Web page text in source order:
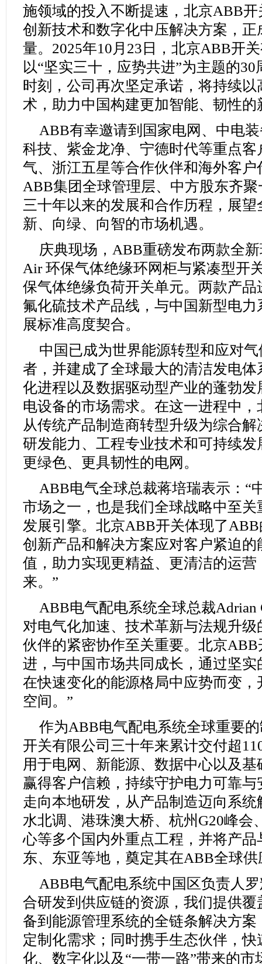
施领域的投入不断提速，北京ABB
创新技术和数字化中压解决方案，
量。2025年10月23日，北京ABB开
以“坚实三十，应势共进”为主题的
时刻，公司再次坚定承诺，将持续
术，助力中国构建更加智能、韧性
ABB有幸邀请到国家电网、中电
科技、紫金龙净、宁德时代等重点
气、浙江五星等合作伙伴和海外客户
ABB集团全球管理层、中方股东齐
三十年以来的发展和合作历程，展
新、向绿、向智的市场机遇。
庆典现场，ABB重磅发布两款全
Air 环保气体绝缘环网柜与紧凑型开
保气体绝缘负荷开关单元。两款产
氟化硫技术产品线，与中国新型电
展标准高度契合。
中国已成为世界能源转型和应对
者，并建成了全球最大的清洁发电
化进程以及数据驱动型产业的蓬勃
电设备的市场需求。在这一进程中
从传统产品制造商转型升级为综合
研发能力、工程专业技术和可持续
更绿色、更具韧性的电网。
ABB电气全球总裁蒋培瑞表示：“
市场之一，也是我们全球战略中至
发展引擎。北京ABB开关体现了
创新产品和解决方案应对客户紧迫
值，助力实现更精益、更清洁的运
来。”
ABB电气配电系统全球总裁Adrian
对电气化加速、技术革新与法规升
伙伴的紧密协作至关重要。北京
进，与中国市场共同成长，通过坚
在快速变化的能源格局中应势而变
空间。”
作为ABB电气配电系统全球重要
开关有限公司三十年来累计交付超
用于电网、新能源、数据中心以及
赢得客户信赖，持续守护电力可靠
走向本地研发，从产品制造迈向系
水北调、港珠澳大桥、杭州G20峰会
心等多个国内外重点工程，并将产
东、东亚等地，奠定其在ABB全球
ABB电气配电系统中国区负责人
合研发到供应链的资源，我们提供
备到能源管理系统的全链条解决方
定制化需求；同时携手生态伙伴，
化、数字化以及“一带一路”带来的